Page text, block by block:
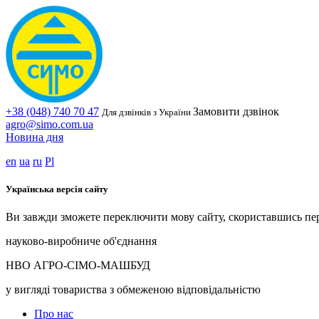
+38 (048) 740 70 47 Для дзвінків з України Замовити дзвінок
agro@simo.com.ua
Новина дня
en ua ru Pl
Українська версія сайту
Ви завжди зможете переключити мову сайту, скориставшись
науково-виробниче об'єднання
НВО АГРО-СІМО-МАШБУД
у вигляді товариства з обмеженою відповідальністю
Про нас